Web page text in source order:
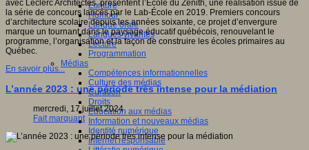
Ecriture
Humour
Langue orale
Langues vivantes
Lecture
Programmation
Médias
Compétences informationnelles
Culture des médias
Curation
Droits
Education aux médias
Information et nouveaux médias
Identité numérique
Internet responsable
avec Leclerc Architectes, présentent l’École du Zénith, une réalisation issue de
la série de concours lancés par le Lab-École en 2019. Premiers concours
d’architecture scolaire depuis les années soixante, ce projet d’envergure
marque un tournant dans le paysage éducatif québécois, renouvelant le
programme, l’organisation et la façon de construire les écoles primaires au
Québec.
En savoir plus...
L’année 2023 : une période très intense pour la médiation
mercredi, 17 juillet 2024
Fait marquant